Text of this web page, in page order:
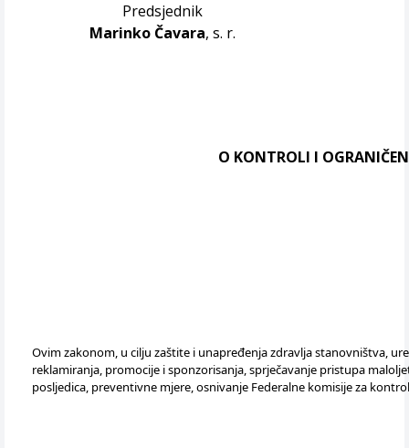
Predsjednik
Marinko Čavara, s. r.
O KONTROLI I
Ovim zakonom, u cilju zaštite i unapređenja zdravlja stanovništva,
reklamiranja, promocije i sponzorisanja, sprječavanje pristupa
posljedica, preventivne mjere, osnivanje Federalne komisije za